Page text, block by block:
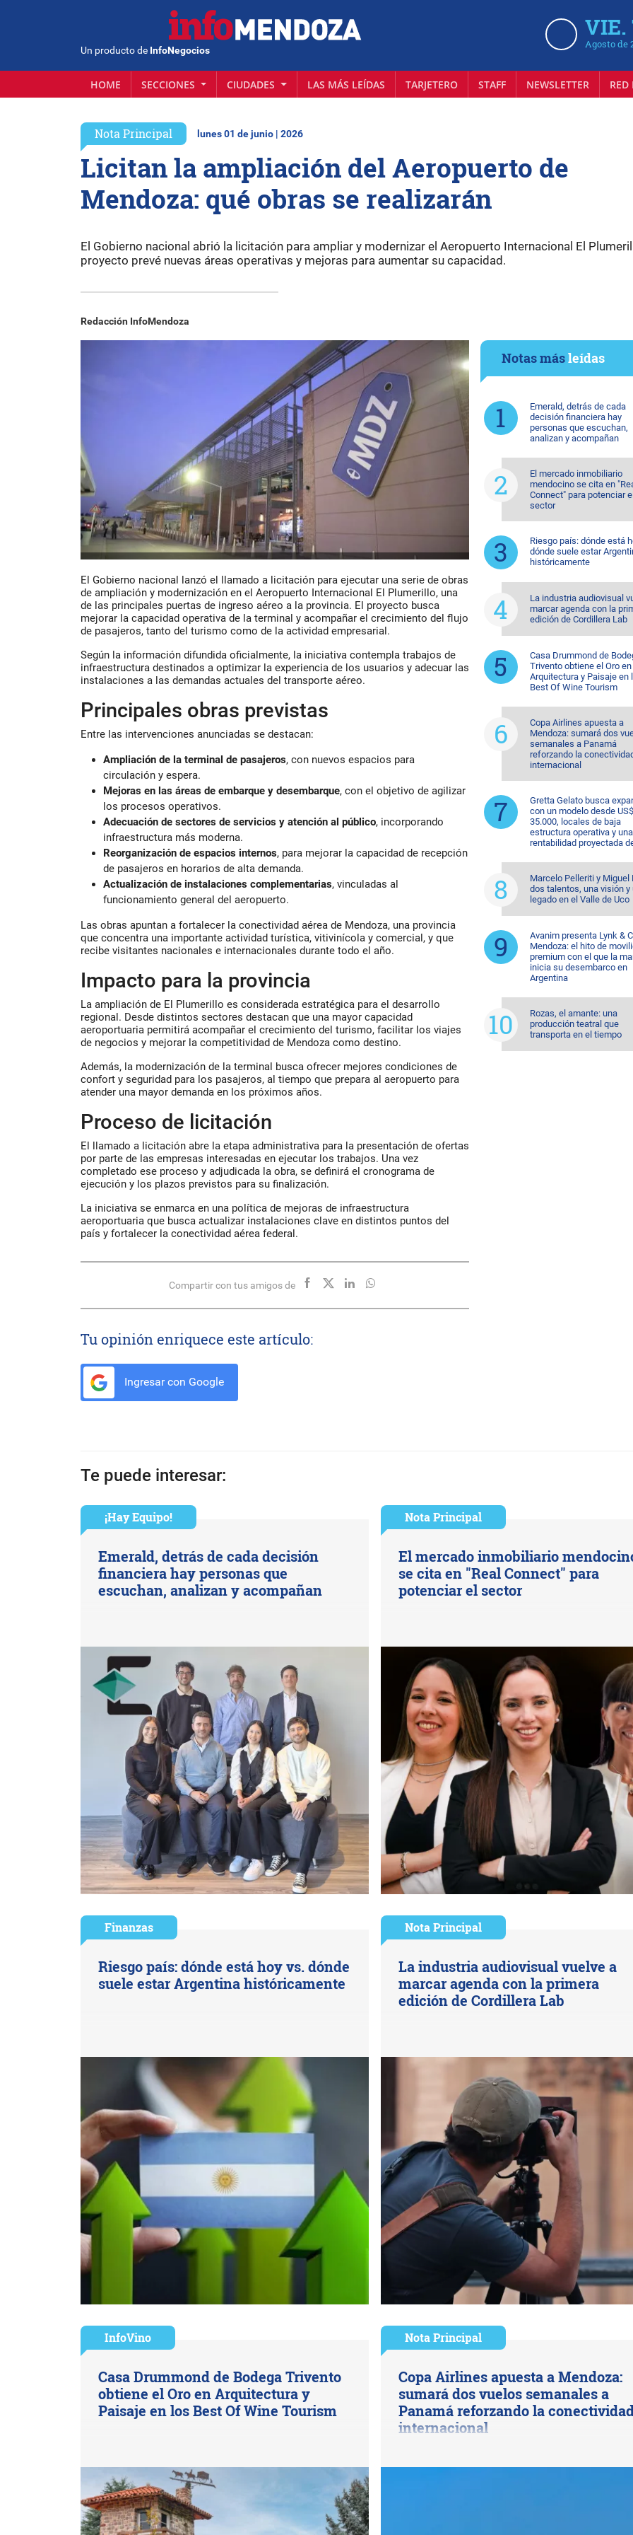
Un producto de InfoNegocios
VIE.
Agosto de
HOME SECCIONES CIUDADES LAS MÁS LEÍDAS TARJETERO STAFF NEWSLETTER
Nota Principal lunes 01 de junio | 2026
Licitan la ampliación del Aeropuerto de
Mendoza: qué obras se realizarán
El Gobierno nacional abrió la licitación para ampliar y modernizar el Aeropuerto Internacional El
proyecto prevé nuevas áreas operativas y mejoras para aumentar su capacidad.
Redacción InfoMendoza
El Gobierno nacional lanzó el llamado a licitación para ejecutar una serie de obras
de ampliación y modernización en el Aeropuerto Internacional El Plumerillo, una
de las principales puertas de ingreso aéreo a la provincia. El proyecto busca
mejorar la capacidad operativa de la terminal y acompañar el crecimiento del flujo
de pasajeros, tanto del turismo como de la actividad empresarial.
Según la información difundida oficialmente, la iniciativa contempla trabajos de
infraestructura destinados a optimizar la experiencia de los usuarios y adecuar las
instalaciones a las demandas actuales del transporte aéreo.
Principales obras previstas
Entre las intervenciones anunciadas se destacan:
Ampliación de la terminal de pasajeros, con nuevos espacios para
circulación y espera.
Mejoras en las áreas de embarque y desembarque, con el objetivo de agilizar
los procesos operativos.
Adecuación de sectores de servicios y atención al público, incorporando
infraestructura más moderna.
Reorganización de espacios internos, para mejorar la capacidad de recepción
de pasajeros en horarios de alta demanda.
Actualización de instalaciones complementarias, vinculadas al
funcionamiento general del aeropuerto.
Las obras apuntan a fortalecer la conectividad aérea de Mendoza, una provincia
que concentra una importante actividad turística, vitivinícola y comercial, y que
recibe visitantes nacionales e internacionales durante todo el año.
Impacto para la provincia
La ampliación de El Plumerillo es considerada estratégica para el desarrollo
regional. Desde distintos sectores destacan que una mayor capacidad
aeroportuaria permitirá acompañar el crecimiento del turismo, facilitar los viajes
de negocios y mejorar la competitividad de Mendoza como destino.
Además, la modernización de la terminal busca ofrecer mejores condiciones de
confort y seguridad para los pasajeros, al tiempo que prepara al aeropuerto para
atender una mayor demanda en los próximos años.
Proceso de licitación
El llamado a licitación abre la etapa administrativa para la presentación de ofertas
por parte de las empresas interesadas en ejecutar los trabajos. Una vez
completado ese proceso y adjudicada la obra, se definirá el cronograma de
ejecución y los plazos previstos para su finalización.
La iniciativa se enmarca en una política de mejoras de infraestructura
aeroportuaria que busca actualizar instalaciones clave en distintos puntos del
país y fortalecer la conectividad aérea federal.
Compartir con tus amigos de
Tu opinión enriquece este artículo:
Ingresar con Google
Notas másleídas
Emerald, detrás de cada
decisión financiera hay
personas que escuchan,
analizan y acompañan
El mercado inmobiliario
mendocino se cita en
Connect" para potenciar
sector
Riesgo país: dónde está
dónde suele estar
históricamente
La industria audiovisual
marcar agenda con la
edición de Cordillera Lab
Casa Drummond de
Trivento obtiene el Oro en
Arquitectura y Paisaje en
Best Of Wine Tourism
Copa Airlines apuesta a
Mendoza: sumará dos
semanales a Panamá
reforzando la
internacional
Gretta Gelato busca
con un modelo desde US$
35.000, locales de baja
estructura operativa y una
rentabilidad proyectada
Marcelo Pelleriti y Miguel
dos talentos, una visión y
legado en el Valle de Uco
Avanim presenta Lynk &
Mendoza: el hito de
premium con el que la
inicia su desembarco en
Argentina
Rozas, el amante: una
producción teatral que
transporta en el tiempo
Te puede interesar:
¡Hay Equipo!
Emerald, detrás de cada decisión
financiera hay personas que
escuchan, analizan y acompañan
Nota Principal
El mercado inmobiliario
se cita en "Real Connect" para
potenciar el sector
Finanzas
Riesgo país: dónde está hoy vs. dónde
suele estar Argentina históricamente
Nota Principal
La industria audiovisual vuelve a
marcar agenda con la primera
edición de Cordillera Lab
InfoVino
Casa Drummond de Bodega Trivento
obtiene el Oro en Arquitectura y
Paisaje en los Best Of Wine Tourism
Nota Principal
Copa Airlines apuesta a Mendoza:
sumará dos vuelos semanales a
Panamá reforzando la
internacional